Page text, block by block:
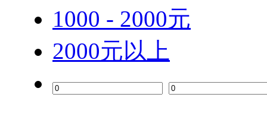
1000 - 2000元
2000元以上